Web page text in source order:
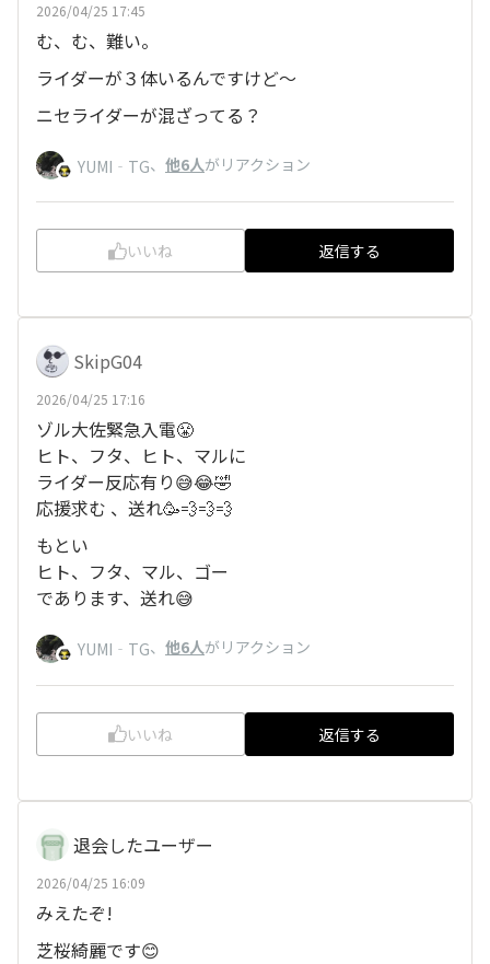
2026/04/25 17:45
む、む、難い。
ライダーが３体いるんですけど〜
ニセライダーが混ざってる？
YUMI‐TG、 他6人がリアクション
いいね 返信する
SkipG04
2026/04/25 17:16
ゾル大佐緊急入電😤
ヒト、フタ、ヒト、マルに
ライダー反応有り😅😂🤣
応援求む 、送れ🥳💨💨💨
もとい
ヒト、フタ、マル、ゴー
であります、送れ😅
YUMI‐TG、 他6人がリアクション
いいね 返信する
退会したユーザー
2026/04/25 16:09
みえたぞ!
芝桜綺麗です😊